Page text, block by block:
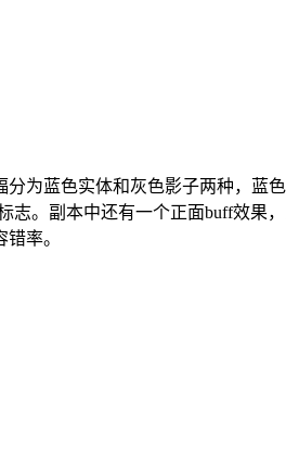
为蓝色实体和灰色影子两种，蓝
。副本中还有一个正面buff效果
率。